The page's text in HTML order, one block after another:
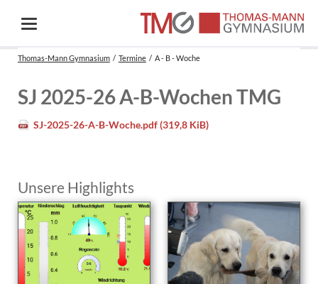
Thomas-Mann Gymnasium Termine A - B - Woche
SJ 2025-26 A-B-Wochen TMG
SJ-2025-26-A-B-Woche.pdf(319,8 KiB)
Unsere Highlights